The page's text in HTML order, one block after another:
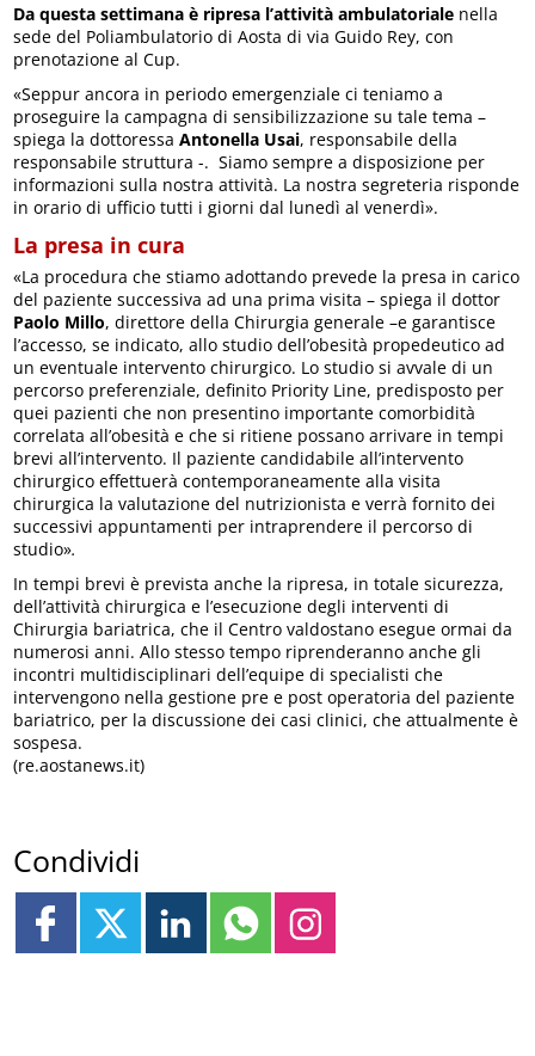
Da questa settimana è ripresa l’attività ambulatoriale nella
sede del Poliambulatorio di Aosta di via Guido Rey, con
prenotazione al Cup.
«Seppur ancora in periodo emergenziale ci teniamo a
proseguire la campagna di sensibilizzazione su tale tema –
spiega la dottoressaAntonella Usai, responsabile della
responsabile struttura -. Siamo sempre a disposizione per
informazioni sulla nostra attività. La nostra segreteria risponde
in orario di ufficio tutti i giorni dal lunedì al venerdì».
La presa in cura
«La procedura che stiamo adottando prevede la presa in carico
del paziente successiva ad una prima visita – spiega il dottor
Paolo Millo, direttore della Chirurgia generale –e garantisce
l’accesso, se indicato, allo studio dell’obesità propedeutico ad
un eventuale intervento chirurgico. Lo studio si avvale di un
percorso preferenziale, definito Priority Line, predisposto per
quei pazienti che non presentino importante comorbidità
correlata all’obesità e che si ritiene possano arrivare in tempi
brevi all’intervento. Il paziente candidabile all’intervento
chirurgico effettuerà contemporaneamente alla visita
chirurgica la valutazione del nutrizionista e verrà fornito dei
successivi appuntamenti per intraprendere il percorso di
studio».
In tempi brevi è prevista anche la ripresa, in totale sicurezza,
dell’attività chirurgica e l’esecuzione degli interventi di
Chirurgia bariatrica, che il Centro valdostano esegue ormai da
numerosi anni. Allo stesso tempo riprenderanno anche gli
incontri multidisciplinari dell’equipe di specialisti che
intervengono nella gestione pre e post operatoria del paziente
bariatrico, per la discussione dei casi clinici, che attualmente è
sospesa.
(re.aostanews.it)
Condividi